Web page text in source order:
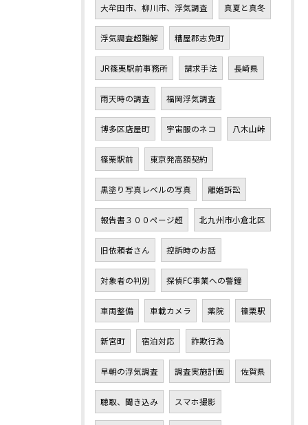
大牟田市、柳川市、浮気調査 真夏と真冬
浮気調査超難解 糟屋郡志免町
JR篠栗駅前事務所 請求手法 長崎県
雨天時の調査 福岡浮気調査
博多区店屋町 宇宙服のネコ 八木山峠
篠栗駅前 東京発高額契約
黒塗り写真レベルの写真 離婚訴訟
報告書３００ページ超 北九州市小倉北区
旧依頼者さん 控訴時のお話
対象者の判別 探偵FC事業への警鐘
車両整備 車載カメラ 薬院 篠栗駅
新宮町 宿泊対応 詐欺行為
早朝の浮気調査 調査実施計画 佐賀県
聴取、聞き込み スマホ撮影